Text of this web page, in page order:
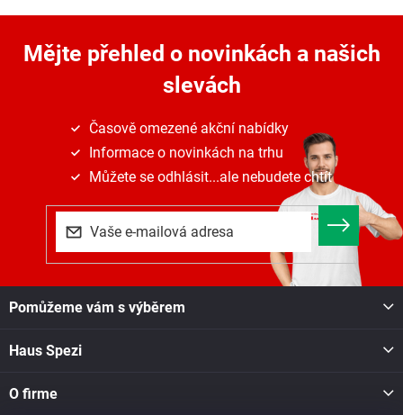
í
r
k
y
v
ý
i
s
v
n
í
Mějte přehled o novinkách a našich
slevách
Časově omezené akční nabídky
Informace o novinkách na trhu
Můžete se odhlásit...ale nebudete chtít
Pomůžeme vám s výběrem
Haus Spezi
O firme